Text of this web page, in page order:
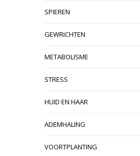
SPIEREN
GEWRICHTEN
METABOLISME
STRESS
HUID EN HAAR
ADEMHALING
VOORTPLANTING